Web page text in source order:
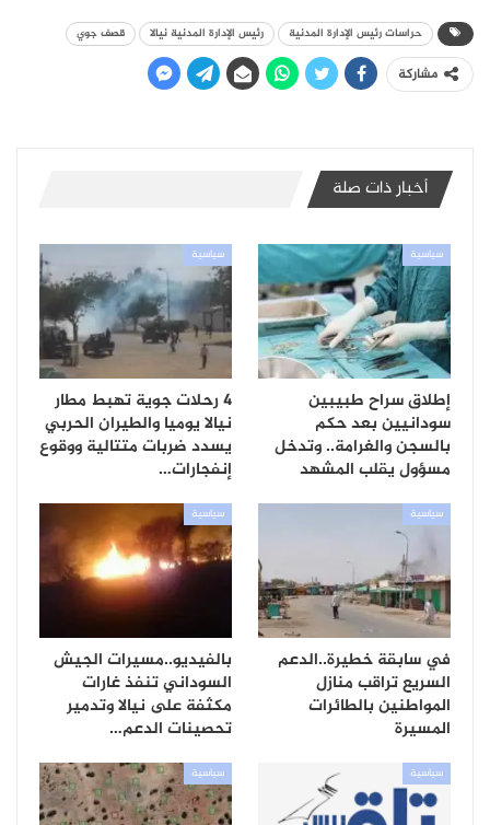
حراسات رئيس الإدارة المدنية رئيس الإدارة المدنية نيالا قصف جوي
مشاركة
أخبار ذات صلة
سياسية
إطلاق سراح طبيبين
سودانيين بعد حكم
بالسجن والغرامة.. وتدخل
مسؤول يقلب المشهد
سياسية
4 رحلات جوية تهبط مطار
نيالا يوميا والطيران الحربي
يسدد ضربات متتالية ووقوع
إنفجارات…
سياسية
في سابقة خطيرة..الدعم
السريع تراقب منازل
المواطنين بالطائرات
المسيرة
سياسية
بالفيديو..مسيرات الجيش
السوداني تنفذ غارات
مكثفة على نيالا وتدمير
تحصينات الدعم…
سياسية سياسية